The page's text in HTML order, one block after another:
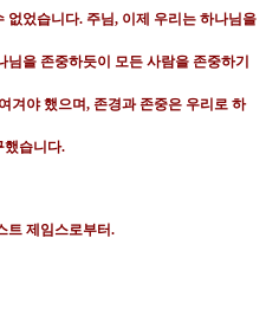
없었습니다. 주님, 이제 우리는 하나님을
님을 존중하듯이 모든 사람을 존중하기
겨야 했으며, 존경과 존중은 우리로 하
했습니다.
트 제임스로부터.